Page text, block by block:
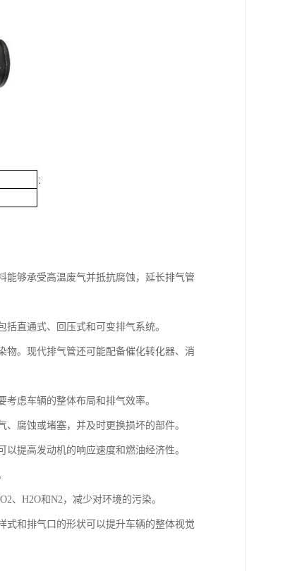
能够承受高温废气并抵抗腐蚀，延长排气管
直通式、回压式和可变排气系统。
物。现代排气管还可能配备催化转化器、消
虑车辆的整体布局和排气效率。
腐蚀或堵塞，并及时更换损坏的部件。
提高发动机的响应速度和燃油经济性。
、H2O和N2，减少对环境的污染。
式和排气口的形状可以提升车辆的整体视觉